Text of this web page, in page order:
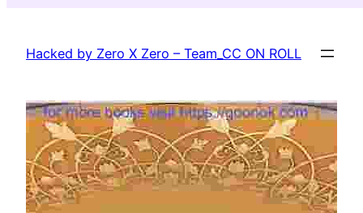
content
Hacked by Zero X Zero – Team_CC ON ROLL